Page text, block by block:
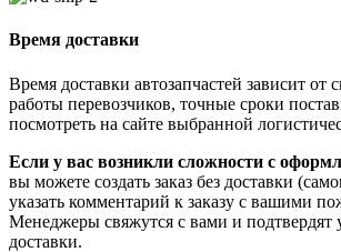
Время доставки
Время доставки автозапчастей зависит от
работы перевозчиков, точные сроки
посмотреть на сайте выбранной
Если у вас возникли сложности с
вы можете создать заказ без доставки
указать комментарий к заказу с вашими
Менеджеры свяжутся с вами и подтвердят
доставки.